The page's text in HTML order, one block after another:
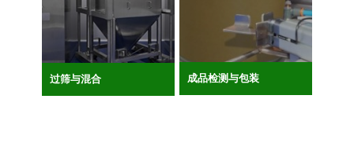
过筛与混合 成品检测与包装